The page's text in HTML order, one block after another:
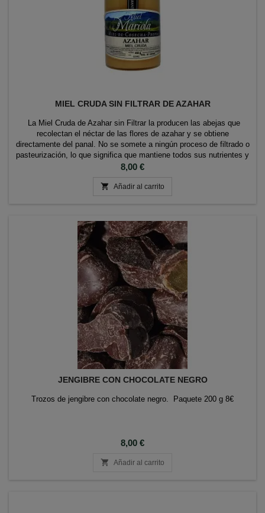
MIEL CRUDA SIN FILTRAR DE AZAHAR
La Miel Cruda de Azahar sin Filtrar la producen las abejas que
recolectan el néctar de las flores de azahar y se obtiene
directamente del panal. No se somete a ningún proceso de filtrado o
pasteurización, lo que significa que mantiene todos sus nutrientes y
propiedades naturales. TARRO DE 500GR
Precio
8,00 €
 Añadir al carrito
JENGIBRE CON CHOCOLATE NEGRO
Trozos de jengibre con chocolate negro. Paquete 200 g 8€
Precio
8,00 €
 Añadir al carrito